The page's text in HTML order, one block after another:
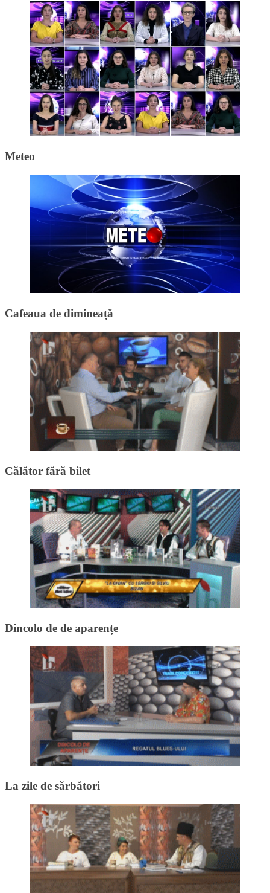
Meteo
Cafeaua de dimineață
Călător fără bilet
Dincolo de de aparențe
La zile de sărbători